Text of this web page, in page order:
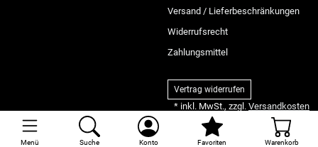
Menü Suche Konto Favoriten Warenkorb
Versand / Lieferbeschränkungen
Widerrufsrecht
Zahlungsmittel
Vertrag widerrufen
* inkl. MwSt., zzgl. Versandkosten